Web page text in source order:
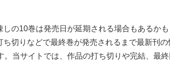
の10巻は発売日が延期される場合もあるか
切りなどで最終巻が発売されるまで最新刊
当サイトでは、作品の打ち切りや完結、最